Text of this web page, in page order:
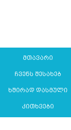
მთავარი
ჩვენს შესახებ
ხშირად დასმული
კითხვები